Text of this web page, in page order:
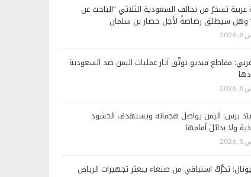
تسخرُ من تحالف السعودية الثلاثي “الباحث عن
وهل سيطلق رصاصةً لأجل حصار بن سلمان
مقاطع فيديو توثّق آثار عمليات اليمن ضد السعودية
برس: اليمن يواصل هجماته ويستهدف الحشود
ولا بدائلَ أمامها
تحرُّكٌ استباقي من صنعاء يبعثر تجهيزات الرياض